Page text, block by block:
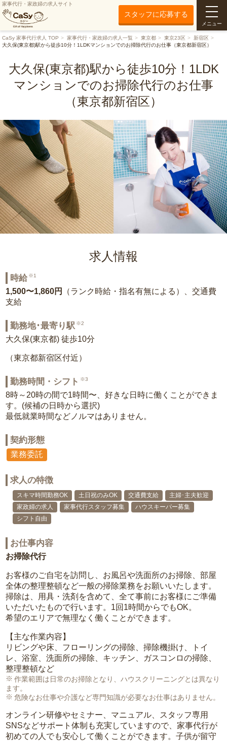
家事代行・家政婦の求人サイト
スタッフに応募する
メニュー
CaSy 家事代行求人 TOP 家事代行・家政婦の求人一覧 東京都 東京23区
新宿区
大久保(東京都)駅から徒歩10分！1LDKマンションでのお掃除代行のお仕事（東京都新宿区）
大久保(東京都)駅から徒歩10分！1LDK
マンションでのお掃除代行のお仕事
（東京都新宿区）
求人情報
時給 ※1
1,500〜1,860円
（ランク時給・指名有無による）、交通費
支給
勤務地･最寄り駅 ※2
大久保(東京都) 徒歩10分
（東京都新宿区付近）
勤務時間・シフト ※3
8時～20時の間で1時間〜、好きな日時に働くことができま
す。(候補の日時から選択)
最低就業時間などノルマはありません。
契約形態
業務委託
求人の特徴
スキマ時間勤務OK 土日祝のみOK 交通費支給
主婦･主夫歓迎
家政婦の求人
家事代行スタッフ募集
ハウスキーパー募集
シフト自由
お仕事内容
お掃除代行
お客様のご自宅を訪問し、お風呂や洗面所のお掃除、部屋
全体の整理整頓など一般の掃除業務をお願いいたします。
掃除は、用具・洗剤を含めて、全て事前にお客様にご準備
いただいたもので行います。1回1時間からでもOK。
希望のエリアで無理なく働くことができます。
【主な作業内容】
リビングや床、フローリングの掃除、掃除機掛け、トイ
レ、浴室、洗面所の掃除、キッチン、ガスコンロの掃除、
整理整頓など
作業範囲は日常のお掃除となり、ハウスクリーニングとは異なり
ます。
危険なお仕事や介護など専門知識が必要なお仕事はありません。
オンライン研修やセミナー、マニュアル、スタッフ専用
SNSなどサポート体制も充実していますので、家事代行が
初めての人でも安心して働くことができます。子供が留守